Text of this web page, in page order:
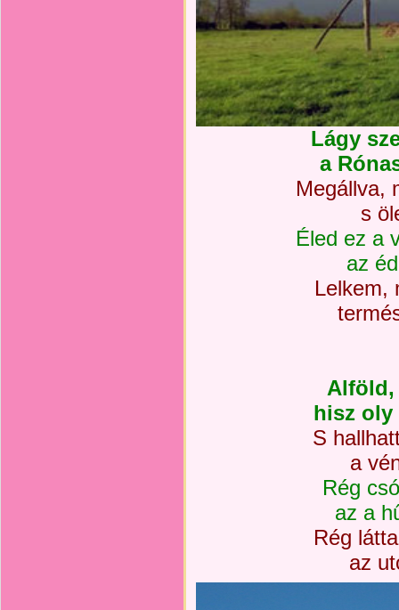
Lágy
a
Megállva,
s
Éled ez a
az
Lelkem,
Alföld,
hisz oly
S
a
Rég
az a
Rég
az